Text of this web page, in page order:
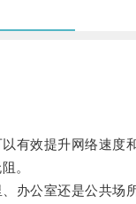
效提升网络速度
。
公室还是公共场